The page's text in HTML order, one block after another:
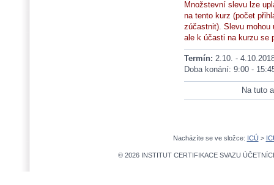
Množstevní slevu lze
na tento kurz (počet
zúčastnit). Slevu
ale k účasti na kurzu se
Termín: 2.10. -
Doba konání: 9:00 -
Na tuto
Nacházíte se ve složce: ICÚ >
© 2026 INSTITUT CERTIFIKACE SVAZU